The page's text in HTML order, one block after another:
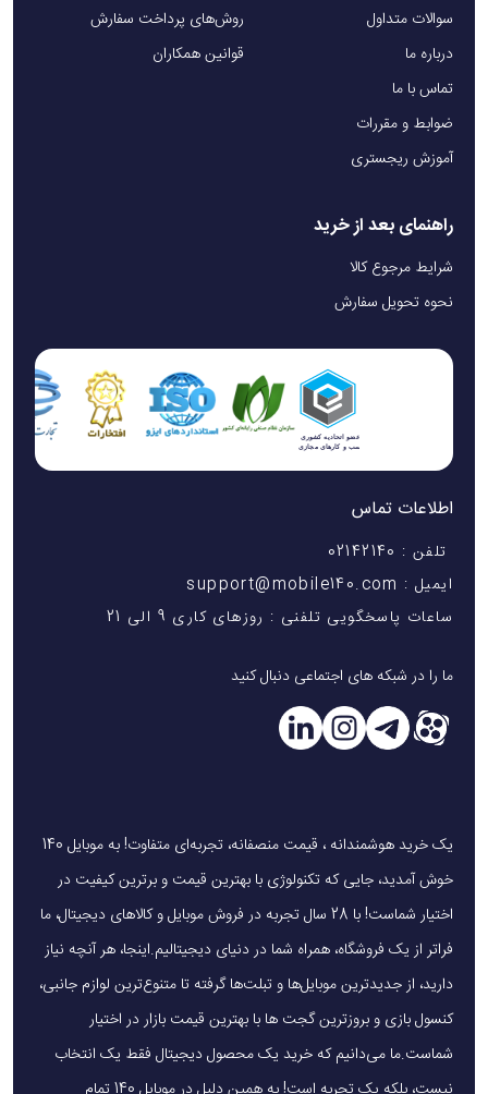
سوالات متداول
درباره ما
تماس با ما
ضوابط و مقررات
آموزش ریجستری
روش‌های پرداخت سفارش
قوانین همکاران
راهنمای بعد از خرید
شرایط مرجوع کالا
نحوه تحویل سفارش
اطلاعات تماس
تلفن : 02142140
ایمیل : support@mobile140.com
ساعات پاسخگویی تلفنی : روزهای کاری 9 الی 21
ما را در شبکه های اجتماعی دنبال کنید
یک خرید هوشمندانه ، قیمت منصفانه، تجربه‌ای متفاوت! به موبایل 140
خوش آمدید، جایی که تکنولوژی با بهترین قیمت و برترین کیفیت در
اختیار شماست! با 28 سال تجربه در فروش موبایل و کالاهای دیجیتال، ما
فراتر از یک فروشگاه، همراه شما در دنیای دیجیتالیم.اینجا، هر آنچه نیاز
دارید، از جدیدترین موبایل‌ها و تبلت‌ها گرفته تا متنوع‌ترین لوازم جانبی،
کنسول بازی و بروزترین گجت ها با بهترین قیمت بازار در اختیار
شماست.ما می‌دانیم که خرید یک محصول دیجیتال فقط یک انتخاب